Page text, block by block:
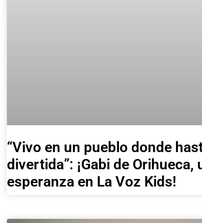
“Vivo en un pueblo donde
divertida”: ¡Gabi de Orihueca,
esperanza en La Voz Kids!